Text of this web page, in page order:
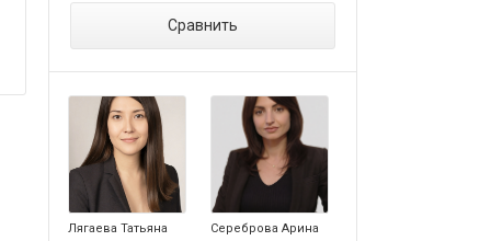
Сравнить
Лягаева Татьяна Сереброва Арина